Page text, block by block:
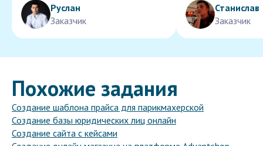
Руслан
Заказчик
Станислав
Заказчик
Похожие задания
Создание шаблона прайса для парикмахерской
Создание базы юридических лиц онлайн
Создание сайта с кейсами